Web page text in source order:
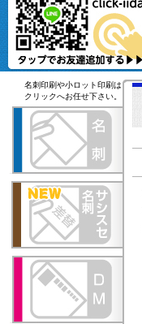
名刺印刷や小ロット印刷は
クリックへお任せ下さい。